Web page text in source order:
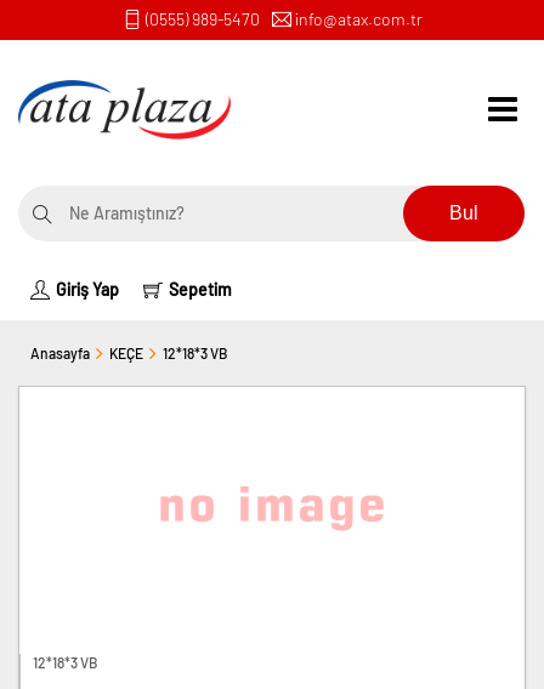
(0555) 989-5470 info@atax.com.tr
Bul
Giriş Yap Sepetim
Anasayfa KEÇE 12*18*3 VB
12*18*3 VB